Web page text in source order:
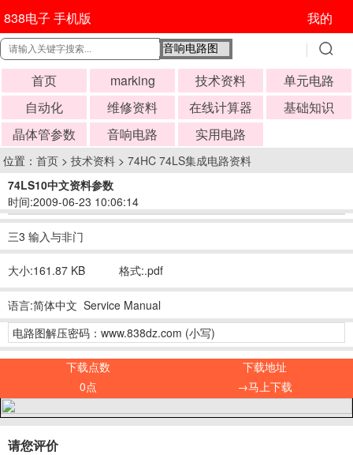
838电子 手机版 我的
首页 marking 技术资料
单元电路
自动化
维修资料 在线计算器
基础知识
晶体管参数
音响电路 实用电路
位置： 首页 > 技术资料 > 74HC 74LS集成电路资料
74LS10中文资料参数
时间:2009-06-23 10:06:14
三3 输入与非门
大小:161.87 KB 格式:.pdf
语言:简体中文 Service Manual
电路图解压密码：www.838dz.com (小写)
下载点数
下载地址
0点
→马上下载
请您评价